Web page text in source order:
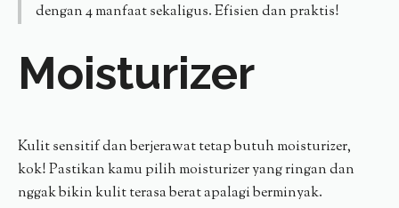
dengan 4 manfaat sekaligus. Efisien dan praktis!
Moisturizer
Kulit sensitif dan berjerawat tetap butuh moisturizer,
kok! Pastikan kamu pilih moisturizer yang ringan dan
nggak bikin kulit terasa berat apalagi berminyak.